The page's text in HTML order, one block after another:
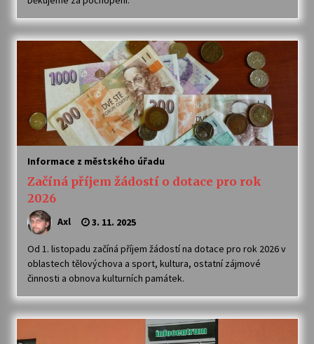
odkaz Josefa Čapka
13. 7. 2026
Varhanní recitál Michala Novenka v Klášteře
Želiv
3. 7. 2026
Petr Adamec – Malovaný svět
30. 6. 2026
Informace z městského úřadu
Začíná příjem žádostí o dotace pro rok
2026
Axl 3. 11. 2025
Od 1. listopadu začíná příjem žádostí na dotace pro rok 2026 v
oblastech tělovýchova a sport, kultura, ostatní zájmové
činnosti a obnova kulturních památek.